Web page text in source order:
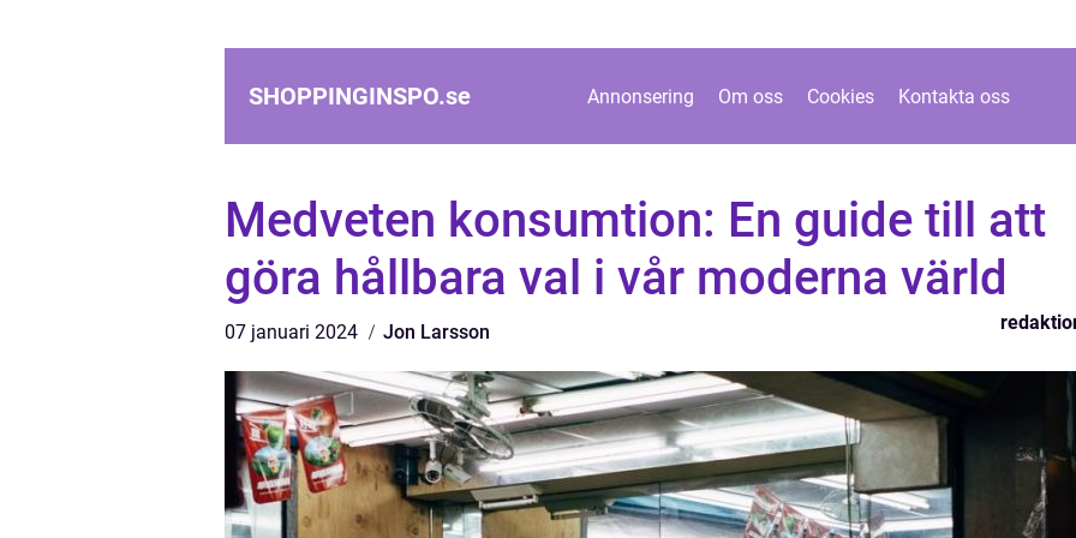
SHOPPINGINSPO.se Annonsering Om oss Cookies Kontakta oss
Medveten konsumtion: En guide till att
göra hållbara val i vår moderna värld
07 januari 2024 Jon Larsson